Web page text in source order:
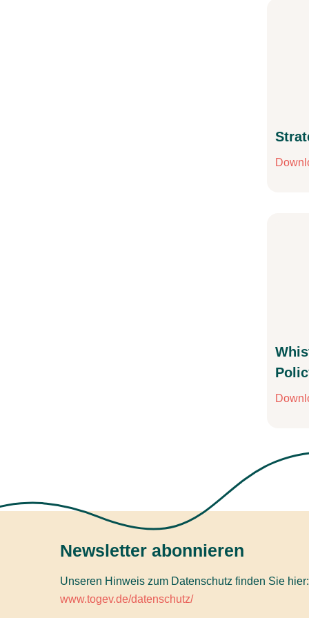
Newsletter abonnieren
Unseren Hinweis zum Datenschutz finden Sie hier:
www.togev.de/datenschutz/